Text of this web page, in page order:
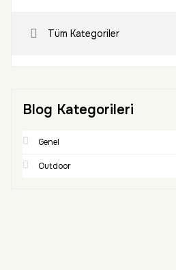
Tüm Kategoriler
Blog Kategorileri
Genel
Outdoor